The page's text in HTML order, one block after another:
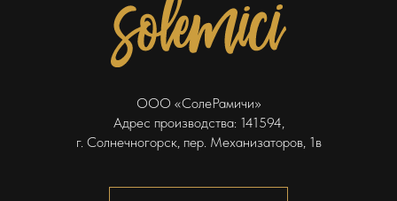
ООО «СолеРамичи»
Адрес производства: 141594,
г. Солнечногорск, пер. Механизаторов, 1в